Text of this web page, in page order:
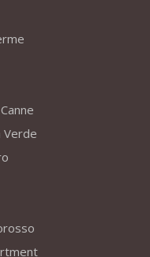
Verde